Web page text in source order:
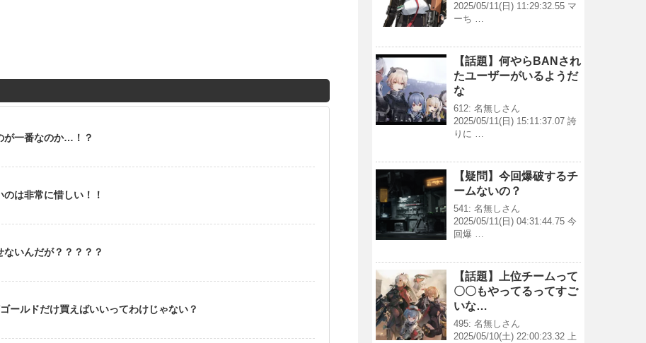
が一番なのか…！？
のは非常に惜しい！！
ないんだが？？？？？
ールドだけ買えばいいってわけじゃない？
2025/05/11(日) 11:29:32.55 マ
ーち …
【話題】何やらBANされ
たユーザーがいるようだ
な
612: 名無しさん
2025/05/11(日) 15:11:37.07 誇
りに …
【疑問】今回爆破するチ
ームないの？
541: 名無しさん
2025/05/11(日) 04:31:44.75 今
回爆 …
【話題】上位チームって
〇〇もやってるってすご
いな…
495: 名無しさん
2025/05/10(土) 22:00:23.32 上